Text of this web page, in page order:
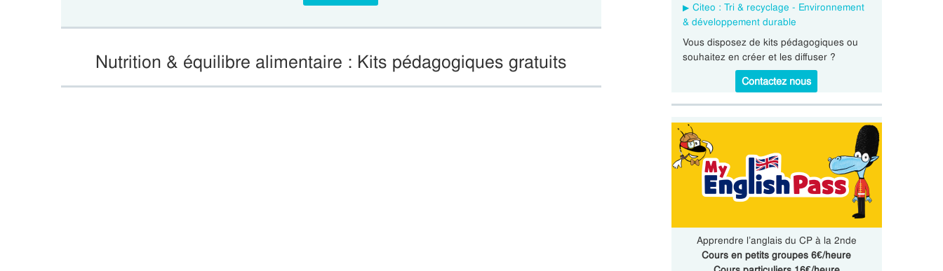
Nutrition & équilibre alimentaire : Kits pédagogiques gratuits
Citeo : Tri & recyclage - Environnement
& développement durable
Vous disposez de kits pédagogiques ou
souhaitez en créer et les diffuser ?
Contactez nous
Apprendre l’anglais du CP à la 2nde
Cours en petits groupes 6€/heure